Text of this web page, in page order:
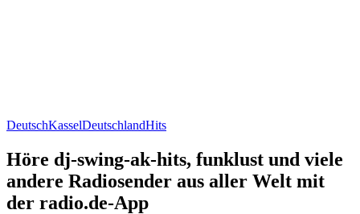
DeutschKasselDeutschlandHits
Höre dj-swing-ak-hits, funklust und viele
andere Radiosender aus aller Welt mit
der radio.de-App